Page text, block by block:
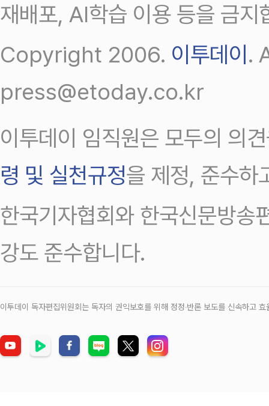
재배포, AI학습 이용 등을 금지
Copyright 2006. 이투데이.
press@etoday.co.kr
이투데이 임직원은 모두의 의
령 및 실천규정을 제정, 준수하
한국기자협회와 한국신문방송
강도 준수합니다.
이투데이 독자편집위원회는 독자의 권익보호를 위해 정정‧반론 보도를 신속하고